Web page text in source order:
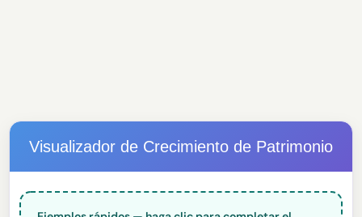
Visualizador de Crecimiento de Patrimonio